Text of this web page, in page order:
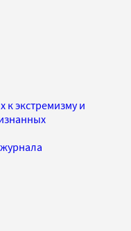
к экстремизму и